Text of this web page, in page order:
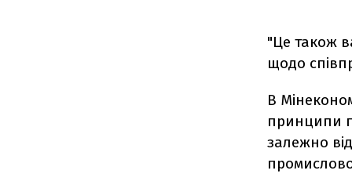
"Це також
щодо
В
принципи
залежно